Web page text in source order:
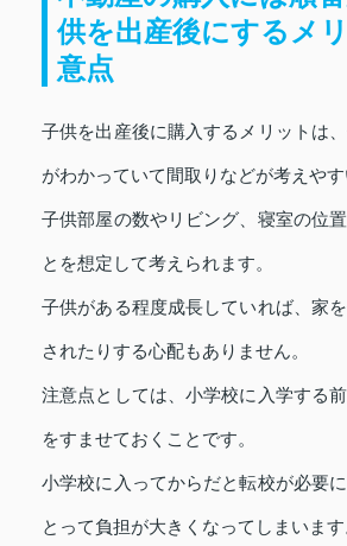
供を出産後にするメ
意点
子供を出産後に購入するメリットは
がわかっていて間取りなどが考えやす
子供部屋の数やリビング、寝室の位
とを想定して考えられます。
子供がある程度成長していれば、家
されたりする心配もありません。
注意点としては、小学校に入学する
をすませておくことです。
小学校に入ってからだと転校が必要
とって負担が大きくなってしまいます